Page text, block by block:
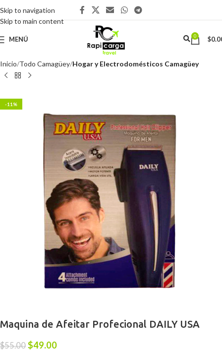
Skip to navigation
Skip to main content
MENÚ 0 $
Inicio Todo Camagüey Hogar y Electrodomésticos Camagüey
-11%
Maquina de Afeitar Profecional DAILY USA
$55.00 $49.00